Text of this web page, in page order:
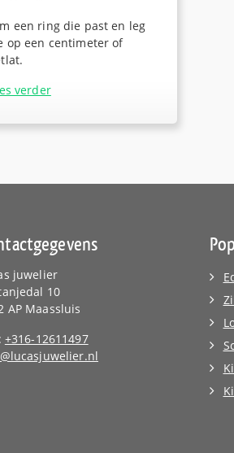
een ring die past en leg
op een centimeter of
verder
juwelier
10
AP Maassluis
+316-12611497